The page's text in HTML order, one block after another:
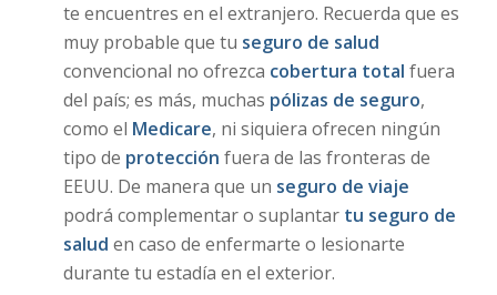
te encuentres en el extranjero. Recuerda que es
muy probable que tu seguro de salud
convencional no ofrezca cobertura total fuera
del país; es más, muchas pólizas de seguro,
como el Medicare, ni siquiera ofrecen ningún
tipo de protección fuera de las fronteras de
EEUU. De manera que un seguro de viaje
podrá complementar o suplantar tu seguro de
salud en caso de enfermarte o lesionarte
durante tu estadía en el exterior.